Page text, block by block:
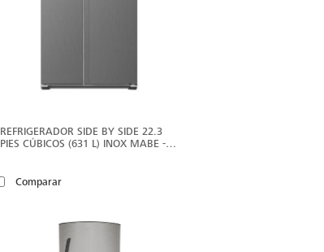
REFRIGERADOR SIDE BY SIDE 22.3
PIES CÚBICOS (631 L) INOX MABE -
Comparar